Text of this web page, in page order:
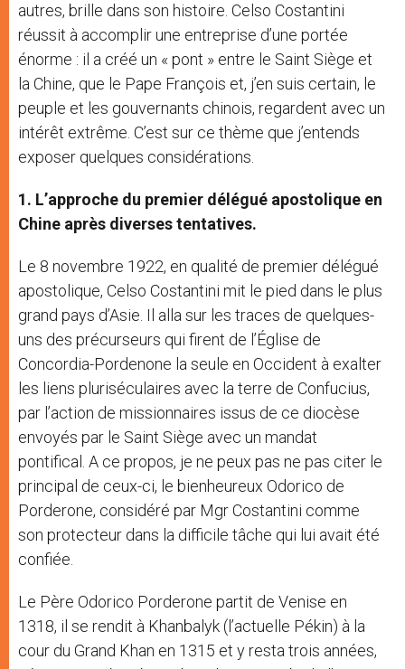
autres, brille dans son histoire. Celso Costantini
réussit à accomplir une entreprise d’une portée
énorme : il a créé un « pont » entre le Saint Siège et
la Chine, que le Pape François et, j’en suis certain, le
peuple et les gouvernants chinois, regardent avec un
intérêt extrême. C’est sur ce thème que j’entends
exposer quelques considérations.
1. L’approche du premier délégué apostolique en
Chine après diverses tentatives.
Le 8 novembre 1922, en qualité de premier délégué
apostolique, Celso Costantini mit le pied dans le plus
grand pays d’Asie. Il alla sur les traces de quelques-
uns des précurseurs qui firent de l’Église de
Concordia-Pordenone la seule en Occident à exalter
les liens pluriséculaires avec la terre de Confucius,
par l’action de missionnaires issus de ce diocèse
envoyés par le Saint Siège avec un mandat
pontifical. A ce propos, je ne peux pas ne pas citer le
principal de ceux-ci, le bienheureux Odorico de
Porderone, considéré par Mgr Costantini comme
son protecteur dans la difficile tâche qui lui avait été
confiée.
Le Père Odorico Porderone partit de Venise en
1318, il se rendit à Khanbalyk (l’actuelle Pékin) à la
cour du Grand Khan en 1315 et y resta trois années,